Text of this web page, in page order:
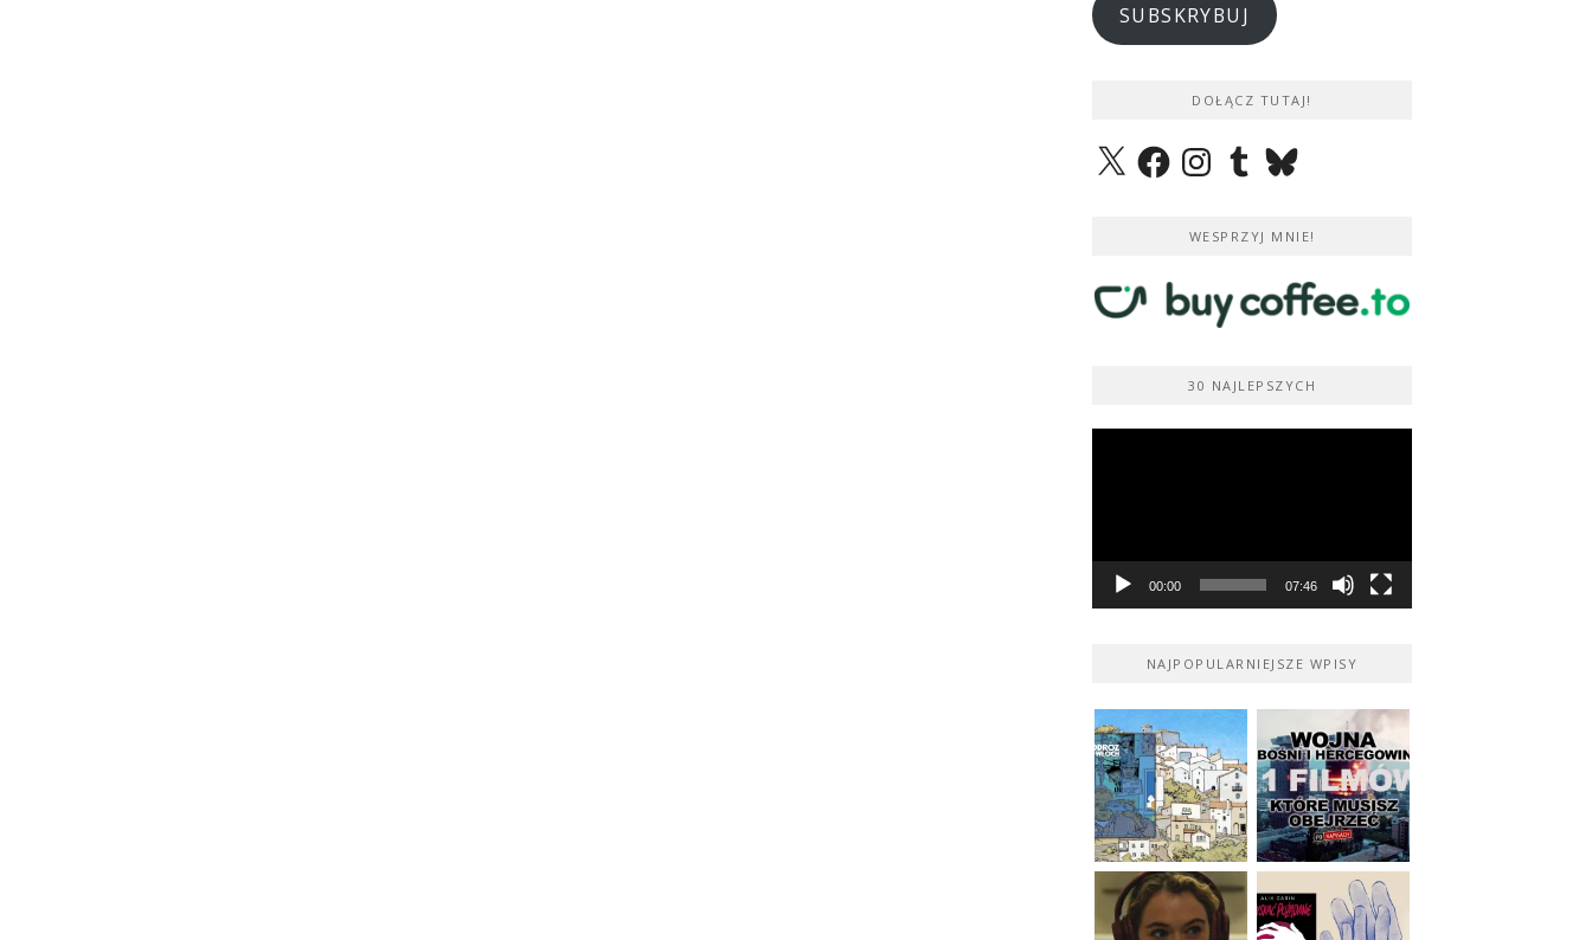
SUBSKRYBUJ
DOŁĄCZ TUTAJ!
X FacebookInstagramTumblrBluesky
WESPRZYJ MNIE!
30 NAJLEPSZYCH
00:00 07:46
NAJPOPULARNIEJSZE WPISY